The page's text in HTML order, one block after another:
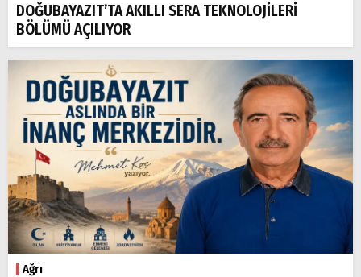
DOĞUBAYAZIT’TA AKILLI SERA TEKNOLOJİLERİ
BÖLÜMÜ AÇILIYOR
Ağrı